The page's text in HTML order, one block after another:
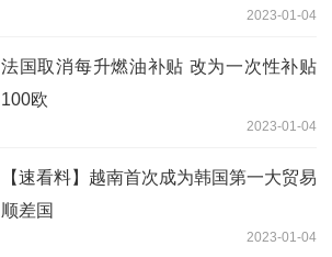
2023-01-04
法国取消每升燃油补贴 改为一次性补贴
100欧
2023-01-04
【速看料】越南首次成为韩国第一大贸易
顺差国
2023-01-04